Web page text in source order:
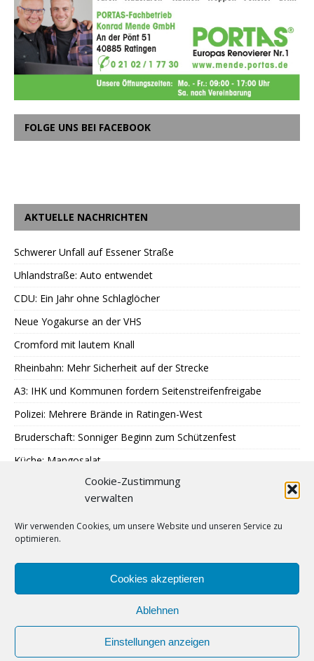
Cookie-Zustimmung
verwalten
Wir verwenden Cookies, um unsere Website und unseren Service zu
optimieren.
Cookies akzeptieren
Ablehnen
Einstellungen anzeigen
FOLGE UNS BEI FACEBOOK
AKTUELLE NACHRICHTEN
Schwerer Unfall auf Essener Straße
Uhlandstraße: Auto entwendet
CDU: Ein Jahr ohne Schlaglöcher
Neue Yogakurse an der VHS
Cromford mit lautem Knall
Rheinbahn: Mehr Sicherheit auf der Strecke
A3: IHK und Kommunen fordern Seitenstreifenfreigabe
Polizei: Mehrere Brände in Ratingen-West
Bruderschaft: Sonniger Beginn zum Schützenfest
Küche: Mangosalat
Tag der offenen Tür: WFB Werkstätten
Fortuna: Zusammenarbeit mit adidas und 11teamsports
Tell-Kompanie: Vorbereitungen für Schützenfest